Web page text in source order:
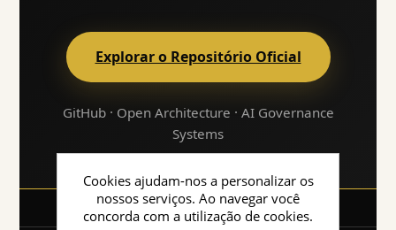
Explorar o Repositório Oficial
GitHub · Open Architecture · AI Governance
Systems
Cookies ajudam-nos a personalizar os
nossos serviços. Ao navegar você
concorda com a utilização de cookies.